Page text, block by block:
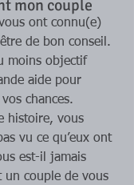
mon couple
ont connu(e)
de bon conseil.
moins objectif
aide pour
chances.
histoire, vous
vu ce qu’eux ont
est-il jamais
un couple de vous